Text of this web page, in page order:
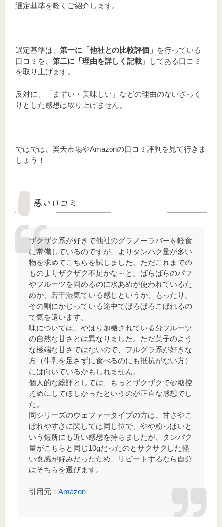
選定基準を軽くご紹介します。
選定基準は、 第一に「他社との比較評価」 を行っている
口コミを、 第二に「理由を詳しく記載」
してある口コミ
を取り上げます。
反対に、「まずい・美味しい」などの理由のないざっく
りとした感想は取り上げません。
ではでは、楽天市場やAmazonの口コミ評判を見て行きま
しょう！
悪い口コミ
ザクザク系が好きで他社のグラノーラバーを軽食
に常備しているのですが、よりタンパク量が多い
物を求めてこちらを試しました。ただこれまでの
ものよりザクザク不足かな～と。ばらばらのパフ
やフルーツを固めるのに水あめが使われているた
めか、若干湿気ている感じというか、もったり。
その割にかじっている途中でぼろぼろこぼれるの
で気を遣います。
味については、やはり加糖されている分フルーツ
の自然な甘さとは異なりました。ただ菓子のよう
な極端な甘さではないので、フルグラ系が好きな
方（牛乳を足さずに食べるのにも抵抗がない方）
には向いているかもしれません。
個人的な総評としては、もっとザクザクで砂糖控
えめにしてほしかったというのが正直な感想でし
た。
同シリーズのウェファータイプの方は、甘さやこ
ぼれやすさに関しては同じ位で、やや粉っぽいと
いう短所にも近い感想を持ちましたが、タンパク
量がこちらと同じ10gだったのとサクサクした軽
い食感が好みだったため、リピートするなら自分
はそちらを選びます。
引用元： Amazon